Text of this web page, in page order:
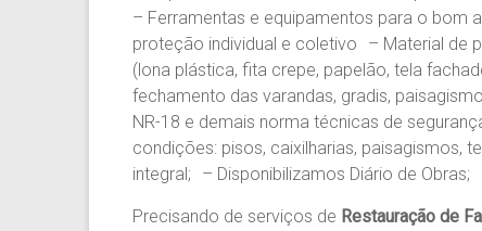
– Ferramentas e equipamentos para o bom
proteção individual e coletivo – Material de
(lona plástica, fita crepe, papelão, tela
fechamento das varandas, gradis,
NR-18 e demais norma técnicas de
condições: pisos, caixilharias, paisagismos,
integral; – Disponibilizamos Diário de Obras;
Precisando de serviços de Restauração de